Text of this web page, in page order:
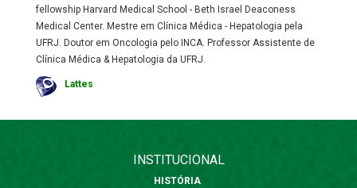
fellowship Harvard Medical School - Beth Israel Deaconess
Medical Center. Mestre em Clínica Médica - Hepatologia pela
UFRJ. Doutor em Oncologia pelo INCA. Professor Assistente de
Clínica Médica & Hepatologia da UFRJ.
Lattes
INSTITUCIONAL
HISTÓRIA